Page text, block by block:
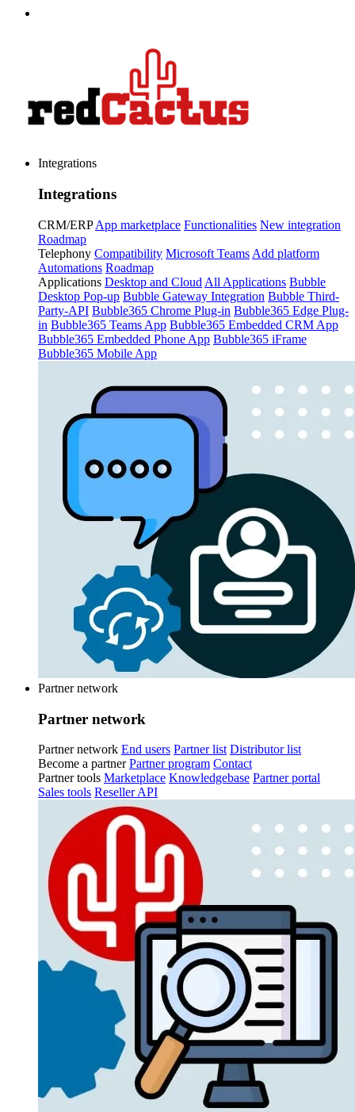
Integrations
Integrations
CRM/ERP App marketplace Functionalities New integration
Roadmap
Telephony Compatibility Microsoft Teams Add platform
Automations Roadmap
Applications Desktop and Cloud All Applications Bubble
Desktop Pop-up Bubble Gateway Integration Bubble Third-
Party-API Bubble365 Chrome Plug-in Bubble365 Edge Plug-
in Bubble365 Teams App Bubble365 Embedded CRM App
Bubble365 Embedded Phone App Bubble365 iFrame
Bubble365 Mobile App
Partner network
Partner network
Partner network End users Partner list Distributor list
Become a partner Partner program Contact
Partner tools Marketplace Knowledgebase Partner portal
Sales tools Reseller API